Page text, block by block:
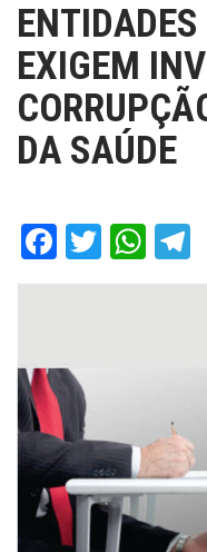
EXIGEM
DA SAÚDE
Facebook
Twitter